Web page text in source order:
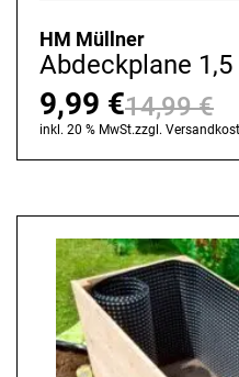
HM Müllner
Abdeckplane
14,99€
9,99 €
inkl. 20 % MwSt.zzgl.